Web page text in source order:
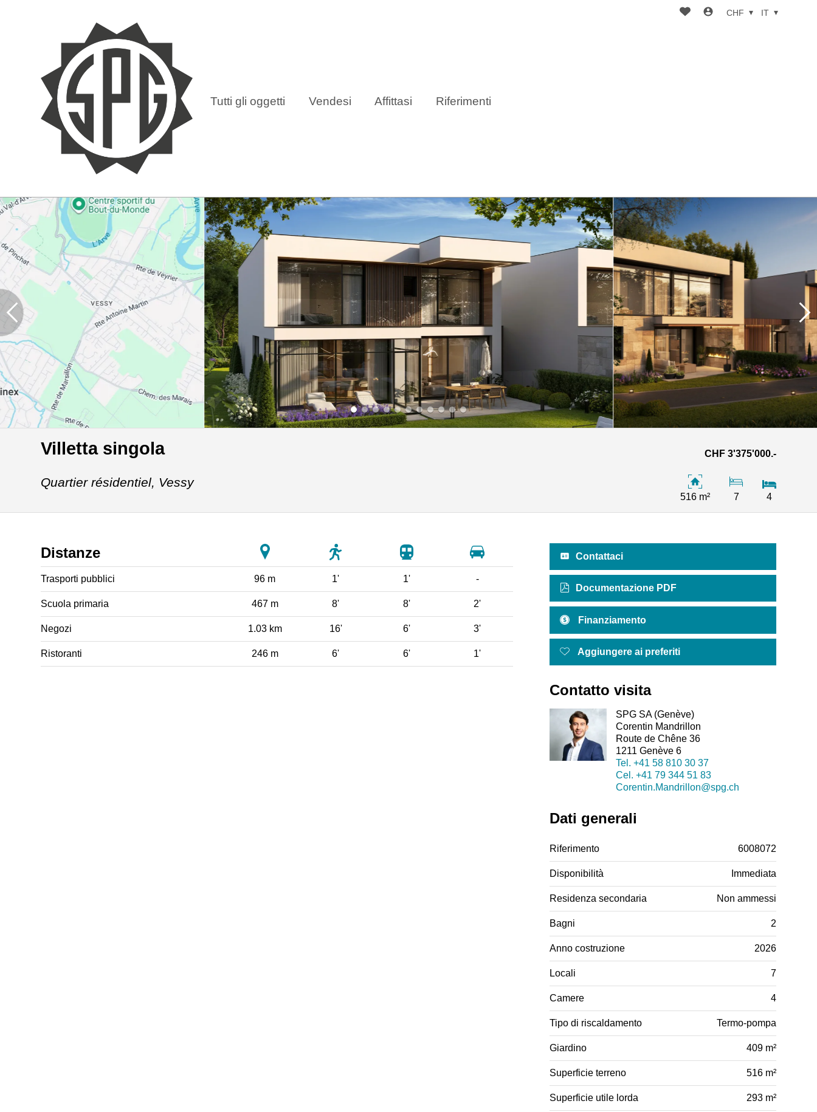
Tutti gli oggetti Vendesi Affittasi Riferimenti
CHF IT
Villetta singola CHF 3'375'000.-
Quartier résidentiel, Vessy
516 m² 7 4
Distanze
Trasporti pubblici 96 m 1' 1' -
Scuola primaria 467 m 8' 8' 2'
Negozi 1.03 km 16' 6' 3'
Ristoranti 246 m 6' 6' 1'
Contattaci
Documentazione PDF
Finanziamento
Aggiungere ai preferiti
Contatto visita
SPG SA (Genève)
Corentin Mandrillon
Route de Chêne 36
1211 Genève 6
Tel. +41 58 810 30 37
Cel. +41 79 344 51 83
Corentin.Mandrillon@spg.ch
Dati generali
Riferimento 6008072
Disponibilità Immediata
Residenza secondaria Non ammessi
Bagni 2
Anno costruzione 2026
Locali 7
Camere 4
Tipo di riscaldamento Termo-pompa
Giardino 409 m²
Superficie terreno 516 m²
Superficie utile lorda 293 m²